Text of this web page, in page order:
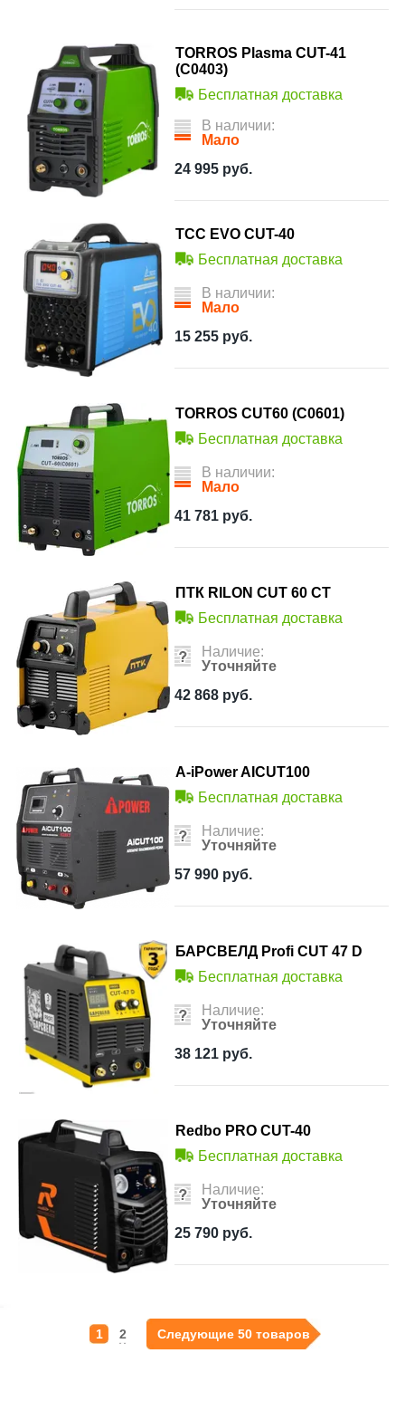
TORROS Plasma CUT-41
(C0403)
Бесплатная доставка
В наличии:
Мало
24 995 руб.
ТСС EVO CUT-40
Бесплатная доставка
В наличии:
Мало
15 255 руб.
TORROS CUT60 (C0601)
Бесплатная доставка
В наличии:
Мало
41 781 руб.
ПТК RILON CUT 60 СT
Бесплатная доставка
Наличие:
Уточняйте
42 868 руб.
A-iPower AICUT100
Бесплатная доставка
Наличие:
Уточняйте
57 990 руб.
БАРСВЕЛД Profi CUT 47 D
Бесплатная доставка
Наличие:
Уточняйте
38 121 руб.
Redbo PRO CUT-40
Бесплатная доставка
Наличие:
Уточняйте
25 790 руб.
1 2 Следующие 50 товаров